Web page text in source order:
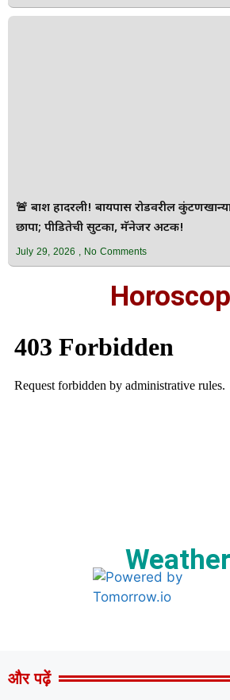
🚨 बार्शी हादरली! बायपास रोडवरील
छापा; पीडितेची सुटका, मॅनेजर अटक!
July 29, 2026 No Comments
Weather
और पढ़ें